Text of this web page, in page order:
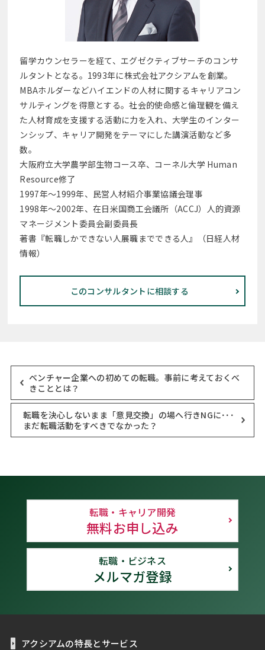
留学カウンセラーを経て、エグゼクティブサーチのコンサ
ルタントとなる。1993年に株式会社アクシアムを創業。
MBAホルダーなどハイエンドの人材に関するキャリアコン
サルティングを得意とする。社会的使命感と倫理観を備え
た人材育成を支援する活動に力を入れ、大学生のインター
ンシップ、キャリア開発をテーマにした講演活動など多
数。
大阪府立大学農学部生物コース卒、コーネル大学 Human
Resource修了
1997年～1999年、民営人材紹介事業協議会理事
1998年～2002年、在日米国商工会議所（ACCJ）人的資源
マネージメント委員会副委員長
著書『転職しかできない人展職までできる人』（日経人材
情報）
このコンサルタントに相談する
ベンチャー企業への初めての転職。事前に考えておくべ
きこととは？
転職を決心しないまま「意見交換」の場へ行きNGに･･･
まだ転職活動をすべきでなかった？
転職・キャリア開発
無料お申し込み
転職・ビジネス
メルマガ登録
アクシアムの特長とサービス